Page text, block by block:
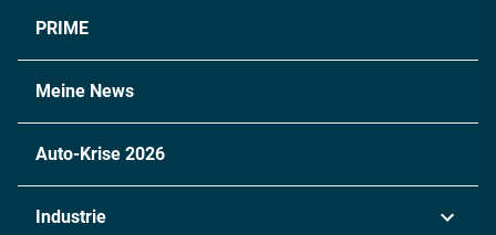
PRIME
Meine News
Auto-Krise 2026
Industrie